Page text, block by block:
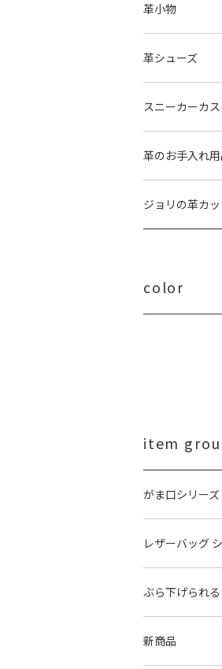
革小物
革シューズ
スニーカーカ
革のお手入れ
ジョリの革カッ
color
item
がま口シリーズ
レザーバッグ
ぶら下げられ
新商品